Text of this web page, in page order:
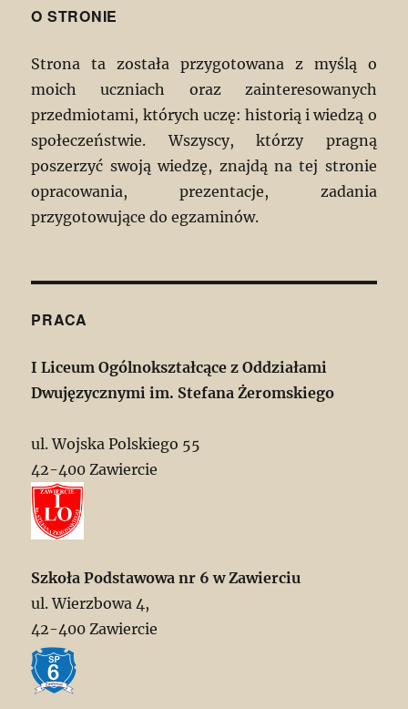
O STRONIE
Strona ta została przygotowana z myślą o
moich uczniach oraz zainteresowanych
przedmiotami, których uczę: historią i wiedzą o
społeczeństwie. Wszyscy, którzy pragną
poszerzyć swoją wiedzę, znajdą na tej stronie
opracowania, prezentacje, zadania
przygotowujące do egzaminów.
PRACA
I Liceum Ogólnokształcące z Oddziałami
Dwujęzycznymi im. Stefana Żeromskiego
ul. Wojska Polskiego 55
42-400 Zawiercie
Szkoła Podstawowa nr 6 w Zawierciu
ul. Wierzbowa 4,
42-400 Zawiercie